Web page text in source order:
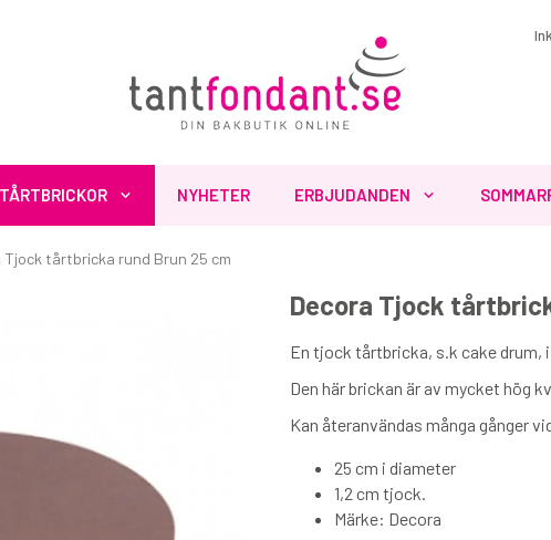
TÅRTBRICKOR NYHETER ERBJUDANDEN
Tjock tårtbricka rund Brun 25 cm
Fler produkter du inte vill missa
Decora Tjock
En tjock tårtbricka, s.k cake drum,
Den här brickan är av mycket hög
Kan återanvändas många gånger
25 cm i diameter
1,2 cm tjock.
Märke: Decora